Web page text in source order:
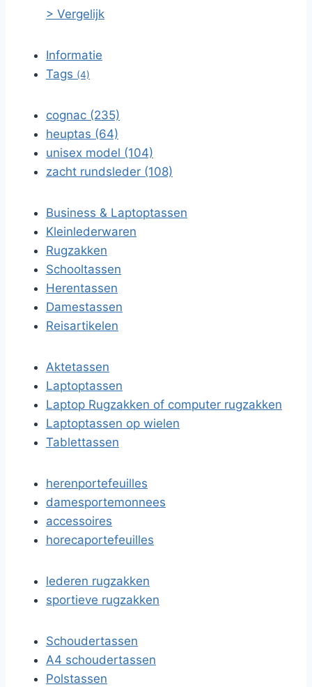
> Vergelijk
Informatie
Tags (4)
cognac (235)
heuptas (64)
unisex model (104)
zacht rundsleder (108)
Business & Laptoptassen
Kleinlederwaren
Rugzakken
Schooltassen
Herentassen
Damestassen
Reisartikelen
Aktetassen
Laptoptassen
Laptop Rugzakken of computer rugzakken
Laptoptassen op wielen
Tablettassen
herenportefeuilles
damesportemonnees
accessoires
horecaportefeuilles
lederen rugzakken
sportieve rugzakken
Schoudertassen
A4 schoudertassen
Polstassen